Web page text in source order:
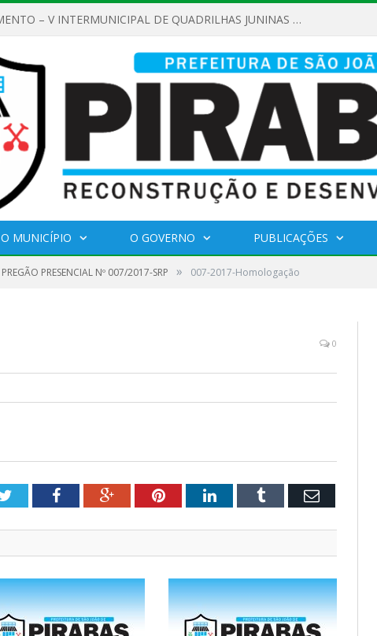
REGULAMENTO – V INTERMUNICIPAL DE QUADRILHAS JUNINAS 2026
O MUNICÍPIO O GOVERNO PUBLICAÇÕES
PREGÃO PRESENCIAL Nº 007/2017-SRP » 007-2017-Homologação
0
TwitterFacebookGoogle+PinterestLinkedInTumblr Email